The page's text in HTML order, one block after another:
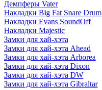
Демпферы Vater
Накладки Big Fat Snare Drum
Накладки Evans SoundOff
Накладки Majestic
Замки для хай-хэта
Замки для хай-хэта Ahead
Замки для хай-хэта Arborea
Замки для хай-хэта Dixon
Замки для хай-хэта DW
Замки для хай-хэта Gibraltar